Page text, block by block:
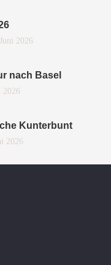
2026
nach Basel
2026
Kunterbunt
2026